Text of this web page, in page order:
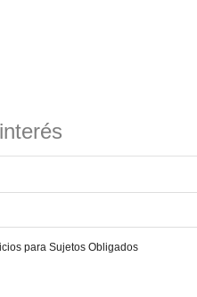
para Sujetos Obligados